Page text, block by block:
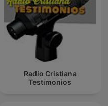
Radio Cristiana
Testimonios